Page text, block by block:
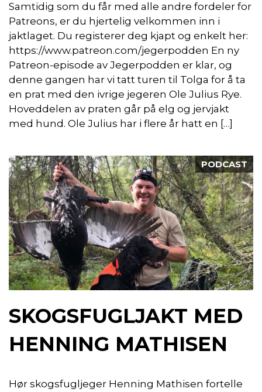
Samtidig som du får med alle andre fordeler for
Patreons, er du hjertelig velkommen inn i
jaktlaget. Du registerer deg kjapt og enkelt her:
https://www.patreon.com/jegerpodden En ny
Patreon-episode av Jegerpodden er klar, og
denne gangen har vi tatt turen til Tolga for å ta
en prat med den ivrige jegeren Ole Julius Rye.
Hoveddelen av praten går på elg og jervjakt
med hund. Ole Julius har i flere år hatt en […]
PODCAST
SKOGSFUGLJAKT MED
HENNING MATHISEN
Hør skogsfugljeger Henning Mathisen fortelle